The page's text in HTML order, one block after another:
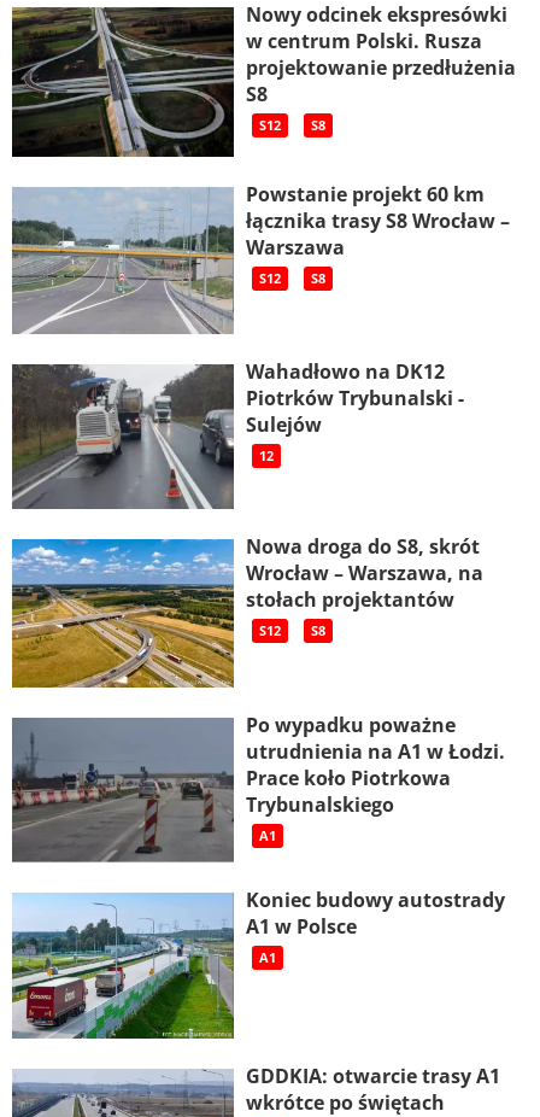
Nowy odcinek ekspresówki
w centrum Polski. Rusza
projektowanie przedłużenia
S8
S12 S8
Powstanie projekt 60 km
łącznika trasy S8 Wrocław –
Warszawa
S12 S8
Wahadłowo na DK12
Piotrków Trybunalski -
Sulejów
12
Nowa droga do S8, skrót
Wrocław – Warszawa, na
stołach projektantów
S12 S8
Po wypadku poważne
utrudnienia na A1 w Łodzi.
Prace koło Piotrkowa
Trybunalskiego
A1
Koniec budowy autostrady
A1 w Polsce
A1
GDDKIA: otwarcie trasy A1
wkrótce po świętach